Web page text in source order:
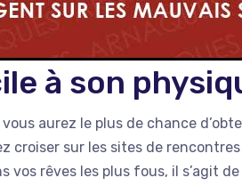
à son
aurez le plus de chance
croiser sur les sites de
rêves les plus fous, il s’agit